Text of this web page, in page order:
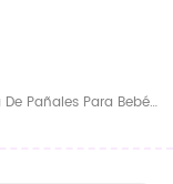
Fábrica China De Pañales Para Bebés Al Por Mayor Con Fabricante OEM